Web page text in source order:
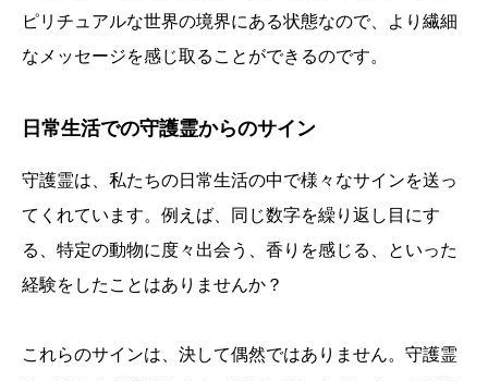
ピリチュアルな世界の境界にある状態なので、より繊細
なメッセージを感じ取ることができるのです。
日常生活での守護霊からのサイン
守護霊は、私たちの日常生活の中で様々なサインを送っ
てくれています。例えば、同じ数字を繰り返し目にす
る、特定の動物に度々出会う、香りを感じる、といった
経験をしたことはありませんか？
これらのサインは、決して偶然ではありません。守護霊